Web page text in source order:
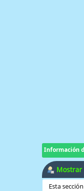
Información
Mostrar
Esta